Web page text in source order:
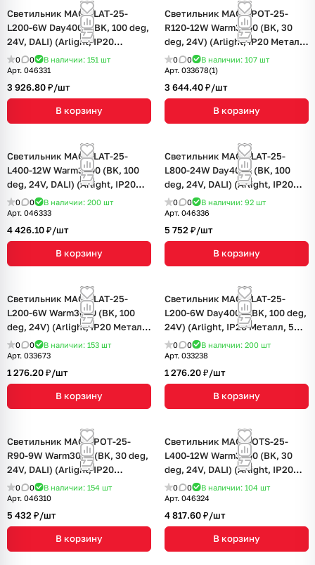
Светильник MAG-FLAT-25-
L200-6W Day4000 (BK, 100 deg,
24V, DALI) (Arlight, IP20
Металл, 5 лет)
0 0 В наличии: 151 шт
Арт. 046331
3 926.80 ₽/шт
В корзину
Светильник MAG-SPOT-25-
R120-12W Warm3000 (BK, 30
deg, 24V) (Arlight, IP20 Металл,
5 лет)
0 0 В наличии: 107 шт
Арт. 033678(1)
3 644.40 ₽/шт
В корзину
Светильник MAG-FLAT-25-
L400-12W Warm3000 (BK, 100
deg, 24V, DALI) (Arlight, IP20
Металл, 5 лет)
0 0 В наличии: 200 шт
Арт. 046333
4 426.10 ₽/шт
В корзину
Светильник MAG-FLAT-25-
L800-24W Day4000 (BK, 100
deg, 24V, DALI) (Arlight, IP20
Металл, 5 лет)
0 0 В наличии: 92 шт
Арт. 046336
5 752 ₽/шт
В корзину
Светильник MAG-FLAT-25-
L200-6W Warm3000 (BK, 100
deg, 24V) (Arlight, IP20 Металл,
5 лет)
0 0 В наличии: 153 шт
Арт. 033673
1 276.20 ₽/шт
В корзину
Светильник MAG-FLAT-25-
L200-6W Day4000 (BK, 100 deg,
24V) (Arlight, IP20 Металл, 5
лет)
0 0 В наличии: 200 шт
Арт. 033238
1 276.20 ₽/шт
В корзину
Светильник MAG-SPOT-25-
R90-9W Warm3000 (BK, 30 deg,
24V, DALI) (Arlight, IP20
Металл, 5 лет)
0 0 В наличии: 154 шт
Арт. 046310
5 432 ₽/шт
В корзину
Светильник MAG-DOTS-25-
L400-12W Warm3000 (BK, 30
deg, 24V, DALI) (Arlight, IP20
Металл, 5 лет)
0 0 В наличии: 104 шт
Арт. 046324
4 817.60 ₽/шт
В корзину